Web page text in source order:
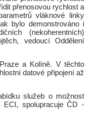
přenosovou rychlost a
vláknové linky
bylo demonstrováno i
(nekoherentních)
vedoucí Oddělení
a Kolíně. V těchto
datové připojení až
služeb o možnost
ECI, spolupracuje ČD -